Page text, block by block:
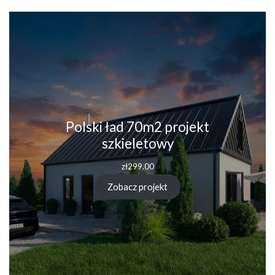
Polski ład 70m2 projekt
szkieletowy
zł299.00
Zobacz projekt